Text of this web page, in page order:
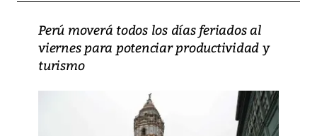
Perú moverá todos los días feriados al
viernes para potenciar productividad y
turismo